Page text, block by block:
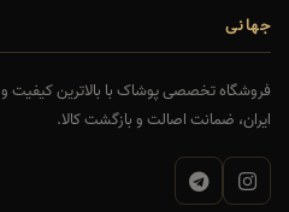
جهانی
فروشگاه تخصصی پوشاک با بالاترین کیفیت
ایران، ضمانت اصالت و بازگشت کالا.